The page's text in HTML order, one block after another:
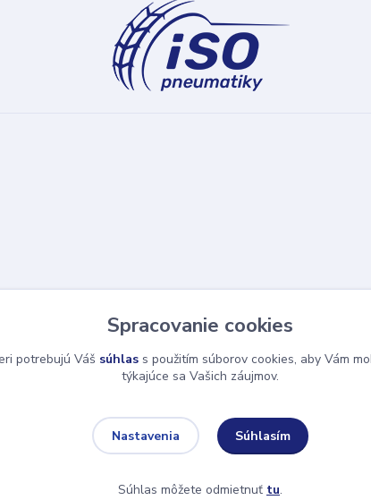
Spracovanie cookies
potrebujú Váš súhlas s použitím súborov cookies, aby Vám
týkajúce sa Vašich záujmov.
Nastavenia Súhlasím
Súhlas môžete odmietnuť tu.